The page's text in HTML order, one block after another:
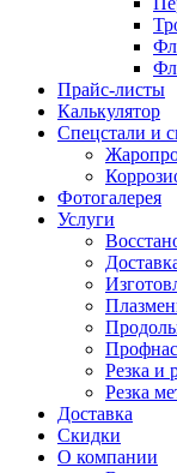
Прайс-листы
Калькулятор
Спецстали и
Фотогалерея
Услуги
Резка и
Резка
Доставка
Скидки
О компании